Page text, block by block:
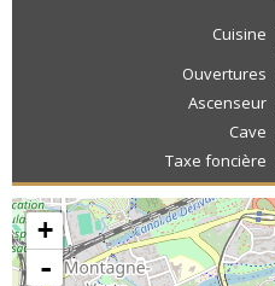
Cuisine
Ouvertures
Ascenseur
Cave
Taxe foncière
+
-